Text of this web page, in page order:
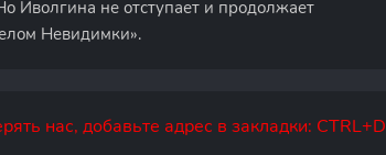
Иволгина не отступает и продолжает
Невидимки».
нас, добавьте адрес в закладки: CTRL+D